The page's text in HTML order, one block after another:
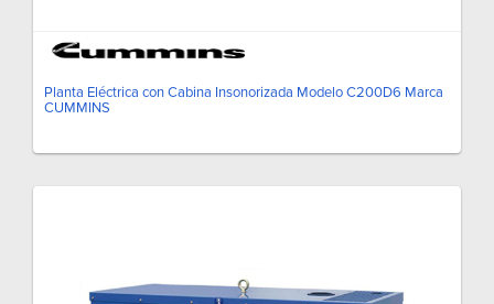
Planta Eléctrica con Cabina Insonorizada Modelo C200D6 Marca
CUMMINS